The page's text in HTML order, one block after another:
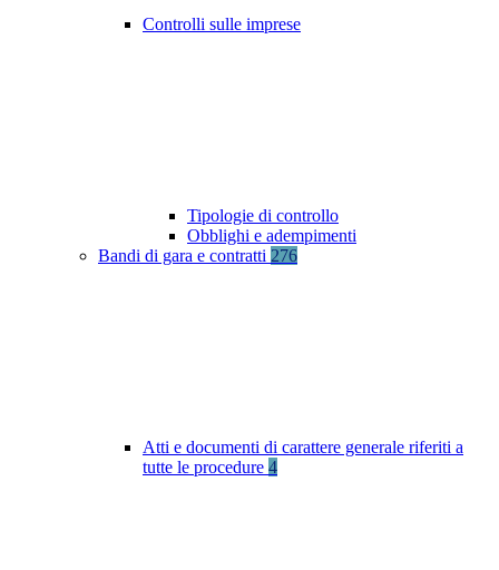
Controlli sulle imprese
Tipologie di controllo
Obblighi e adempimenti
Bandi di gara e contratti 276
Atti e documenti di carattere generale riferiti a
tutte le procedure 4